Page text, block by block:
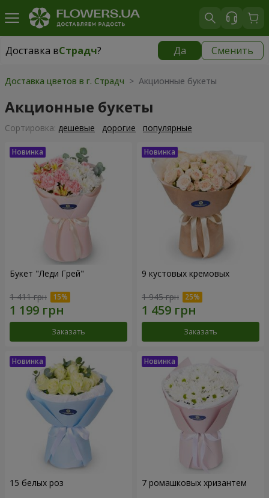
Доставка вСтрадч? Да Сменить
Доставка вСтрадч|
Доставка цветов в г. Страдч > Акционные букеты
Акционные букеты
Cортировка: дешевые дорогие популярные
Букет "Леди Грей"
1 411 грн
Заказать
9 кустовых кремовых
1 945 грн
Заказать
15 белых роз 7 ромашковых хризантем